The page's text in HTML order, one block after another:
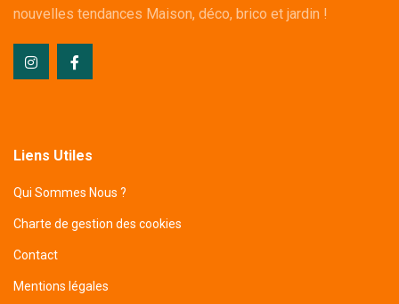
nouvelles tendances Maison, déco, brico et jardin !
Liens Utiles
Qui Sommes Nous ?
Charte de gestion des cookies
Contact
Mentions légales